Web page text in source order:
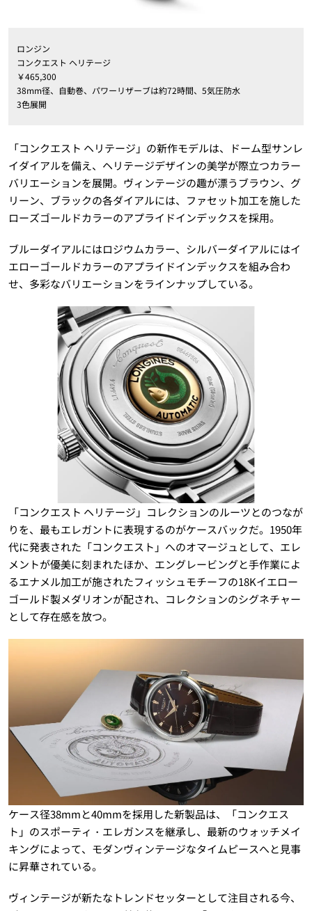
ロンジン
コンクエスト ヘリテージ
￥465,300
38mm径、自動巻、パワーリザーブは約72時間、5気圧防水
3色展開
「コンクエスト ヘリテージ」の新作モデルは、ドーム型サンレ
イダイアルを備え、ヘリテージデザインの美学が際立つカラー
バリエーションを展開。ヴィンテージの趣が漂うブラウン、グ
リーン、ブラックの各ダイアルには、ファセット加工を施した
ローズゴールドカラーのアプライドインデックスを採用。
ブルーダイアルにはロジウムカラー、シルバーダイアルにはイ
エローゴールドカラーのアプライドインデックスを組み合わ
せ、多彩なバリエーションをラインナップしている。
「コンクエスト ヘリテージ」コレクションのルーツとのつなが
りを、最もエレガントに表現するのがケースバックだ。1950年
代に発表された「コンクエスト」へのオマージュとして、エレ
メントが優美に刻まれたほか、エングレービングと手作業によ
るエナメル加工が施されたフィッシュモチーフの18Kイエロー
ゴールド製メダリオンが配され、コレクションのシグネチャー
として存在感を放つ。
ケース径38mmと40mmを採用した新製品は、「コンクエス
ト」のスポーティ・エレガンスを継承し、最新のウォッチメイ
キングによって、モダンヴィンテージなタイムピースへと見事
に昇華されている。
ヴィンテージが新たなトレンドセッターとして注目される今、